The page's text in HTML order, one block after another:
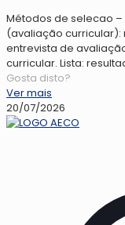
Métodos de selecao
(avaliação curricular):
entrevista de
curricular. Lista:
Gosta disto?
Ver mais
20/07/2026